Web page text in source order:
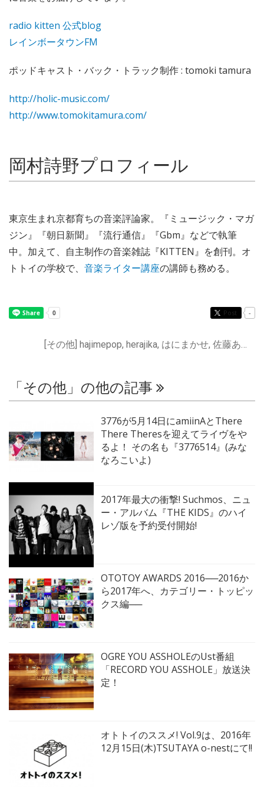
radio kitten 公式blog
レインボータウンFM
ポッドキャスト・バック・トラック制作 : tomoki tamura
http://holic-music.com/
http://www.tomokitamura.com/
岡村詩野プロフィール
東京生まれ京都育ちの音楽評論家。『ミュージック・マガ
ジン』『朝日新聞』『流行通信』『Gbm』などで執筆
中。加えて、自主制作の音楽雑誌『KITTEN』を創刊。オ
トトイの学校で、 音楽ライター講座の講師も務める。
Post -
[その他] hajimepop, herajika, はにまかせ, 佐藤あんこ, 良いシネマ
「その他」の他の記事
3776が5月14日にamiinAとThere
There Theresを迎えてライヴをや
るよ！ その名も『3776514』(みな
なろこいよ)
2017年最大の衝撃! Suchmos、ニュ
ー・アルバム『THE KIDS』のハイ
レゾ版を予約受付開始!
OTOTOY AWARDS 2016──2016か
ら2017年へ、カテゴリー・トッピッ
クス編──
OGRE YOU ASSHOLEのUst番組
「RECORD YOU ASSHOLE」放送決
定！
オトトイのススメ! Vol.9は、2016年
12月15日(木)TSUTAYA o-nestにて!!